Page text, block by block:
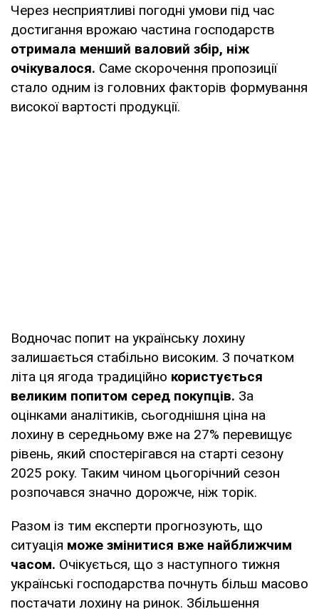
Через несприятливі погодні умови під час
достигання врожаю частина господарств
отримала менший валовий збір, ніж
очікувалося. Саме скорочення пропозиції
стало одним із головних факторів формування
високої вартості продукції.
Водночас попит на українську лохину
залишається стабільно високим. З початком
літа ця ягода традиційно користується
великим попитом серед покупців. За
оцінками аналітиків, сьогоднішня ціна на
лохину в середньому вже на 27% перевищує
рівень, який спостерігався на старті сезону
2025 року. Таким чином цьогорічний сезон
розпочався значно дорожче, ніж торік.
Разом із тим експерти прогнозують, що
ситуація може змінитися вже найближчим
часом. Очікується, що з наступного тижня
українські господарства почнуть більш масово
постачати лохину на ринок. Збільшення